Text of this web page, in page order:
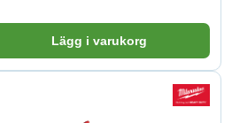
Lägg i varukorg